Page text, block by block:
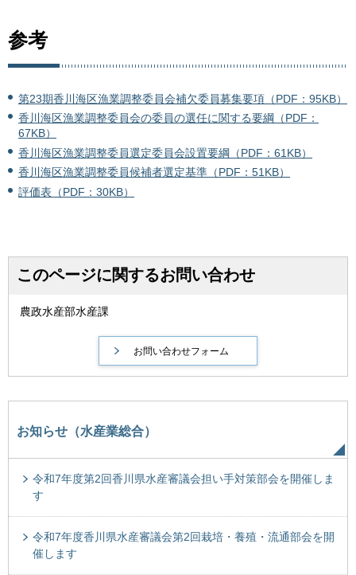
参考
第23期香川海区漁業調整委員会補欠委員募集要項（PDF：95KB）
香川海区漁業調整委員会の委員の選任に関する要綱（PDF：
67KB）
香川海区漁業調整委員選定委員会設置要綱（PDF：61KB）
香川海区漁業調整委員候補者選定基準（PDF：51KB）
評価表（PDF：30KB）
このページに関するお問い合わせ
農政水産部水産課
お知らせ（水産業総合）
令和7年度第2回香川県水産審議会担い手対策部会を開催しま
す
令和7年度香川県水産審議会第2回栽培・養殖・流通部会を開
催します